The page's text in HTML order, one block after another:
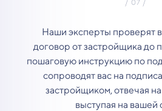
Наши эксперты проверят
договор от застройщика до
пошаговую инструкцию по
сопроводят вас на
застройщиком, отвечая
выступая на вашей